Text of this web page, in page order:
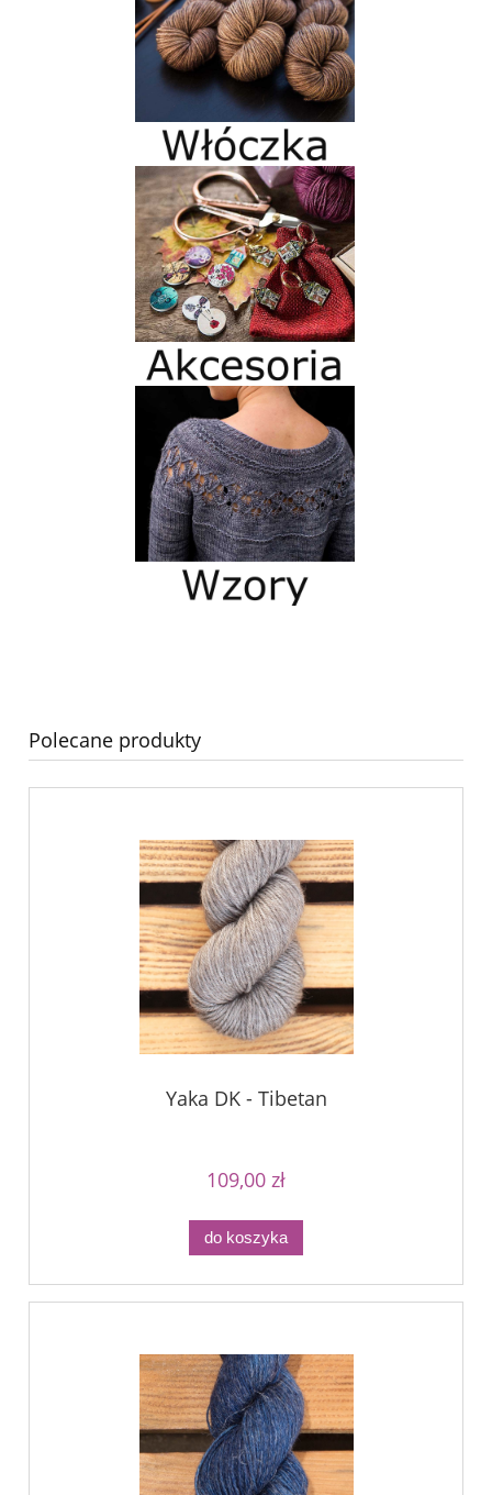
Polecane produkty
Yaka DK - Tibetan
109,00 zł
do koszyka